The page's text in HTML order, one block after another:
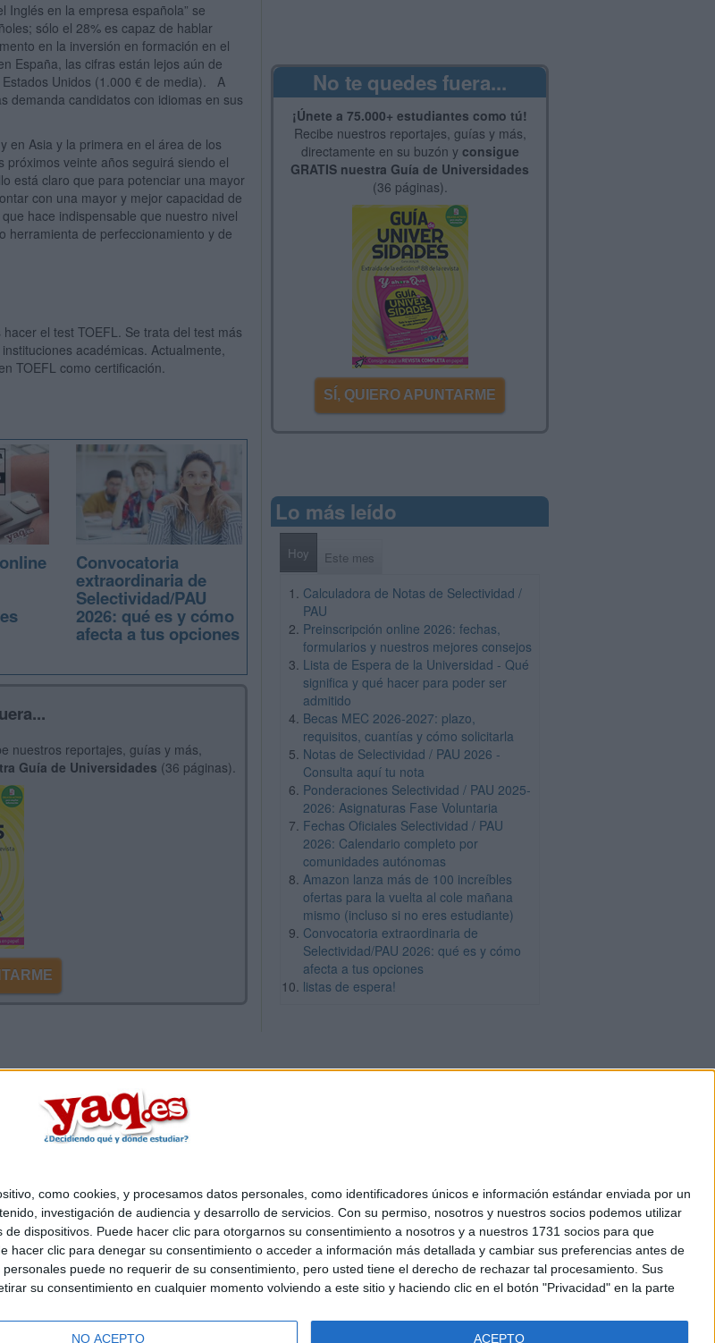
como cookies, y procesamos datos personales, como identificadores únicos e información estándar enviada por un
investigación de audiencia y desarrollo de servicios. Con su permiso, nosotros y nuestros socios podemos utilizar
dispositivos. Puede hacer clic para otorgarnos su consentimiento a nosotros y a nuestros 1731 socios para que
clic para denegar su consentimiento o acceder a información más detallada y cambiar sus preferencias antes de
puede no requerir de su consentimiento, pero usted tiene el derecho de rechazar tal procesamiento. Sus
su consentimiento en cualquier momento volviendo a este sitio y haciendo clic en el botón "Privacidad" en la parte
NO ACEPTO ACEPTO
Inglés en la empresa española” se
sólo el 28% es capaz de hablar
en la inversión en formación en el
España, las cifras están lejos aún de
Unidos (1.000 € de media). A
demanda candidatos con idiomas en sus
en Asia y la primera en el área de los
veinte años seguirá siendo el
está claro que para potenciar una mayor
con una mayor y mejor capacidad de
hace indispensable que nuestro nivel
herramienta de perfeccionamiento y de
el test TOEFL. Se trata del test más
académicas. Actualmente,
TOEFL como certificación.
Convocatoria
extraordinaria de
Selectividad/PAU
2026: qué es y cómo
afecta a tus opciones
nuestros reportajes, guías y más,
Guía de Universidades (36 páginas).
No te quedes fuera...
¡Únete a 75.000+ estudiantes como tú!
Recibe nuestros reportajes, guías y más,
directamente en su buzón y consigue
GRATIS nuestra Guía de Universidades
(36 páginas).
SÍ, QUIERO APUNTARME
Lo más leído
Hoy Este mes
Calculadora de Notas de Selectividad /
PAU
Preinscripción online 2026: fechas,
formularios y nuestros mejores consejos
Lista de Espera de la Universidad - Qué
significa y qué hacer para poder ser
admitido
Becas MEC 2026-2027: plazo,
requisitos, cuantías y cómo solicitarla
Notas de Selectividad / PAU 2026 -
Consulta aquí tu nota
Ponderaciones Selectividad / PAU 2025-
2026: Asignaturas Fase Voluntaria
Fechas Oficiales Selectividad / PAU
2026: Calendario completo por
comunidades autónomas
Amazon lanza más de 100 increíbles
ofertas para la vuelta al cole mañana
mismo (incluso si no eres estudiante)
Convocatoria extraordinaria de
Selectividad/PAU 2026: qué es y cómo
afecta a tus opciones
listas de espera!
Quiénes somos|Contactar|Anúnciate
de privacidad|Condiciones generales|Política de cookies
S.L.- Diego de León 47 - 28006 Madrid [ESPAÑA] - Tel. +34 91 593 2767